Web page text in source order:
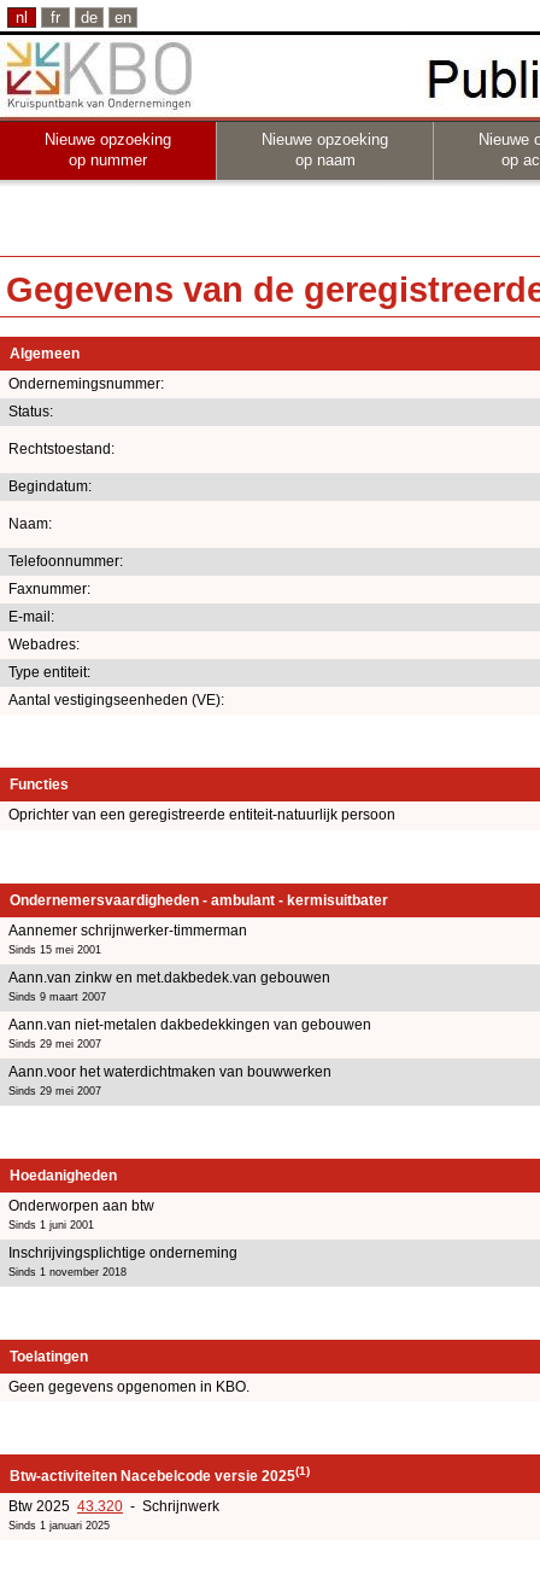
nl fr de en
Nieuwe opzoeking
op nummer
Nieuwe opzoeking
op naam
Nieuwe
op
Gegevens van de
Algemeen
Ondernemingsnummer:
Status:
Rechtstoestand:
Begindatum:
Naam:
Telefoonnummer:
Faxnummer:
E-mail:
Webadres:
Type entiteit:
Aantal vestigingseenheden (VE):
Functies
Oprichter van een geregistreerde entiteit-natuurlijk persoon
Ondernemersvaardigheden - ambulant - kermisuitbater
Aannemer schrijnwerker-timmerman
Sinds 15 mei 2001
Aann.van zinkw en met.dakbedek.van gebouwen
Sinds 9 maart 2007
Aann.van niet-metalen dakbedekkingen van gebouwen
Sinds 29 mei 2007
Aann.voor het waterdichtmaken van bouwwerken
Sinds 29 mei 2007
Hoedanigheden
Onderworpen aan btw
Sinds 1 juni 2001
Inschrijvingsplichtige onderneming
Sinds 1 november 2018
Toelatingen
Geen gegevens opgenomen in KBO.
Btw-activiteiten Nacebelcode versie 2025(1)
Btw 2025 43.320 - Schrijnwerk
Sinds 1 januari 2025